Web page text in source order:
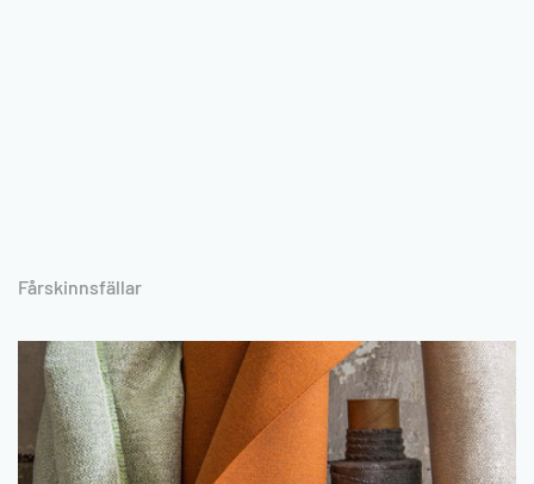
Fårskinnsfällar